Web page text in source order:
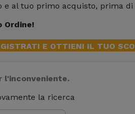
al tuo primo acquisto, prima di
Ordine!
E OTTIENI IL TUO
l'inconveniente.
la ricerca